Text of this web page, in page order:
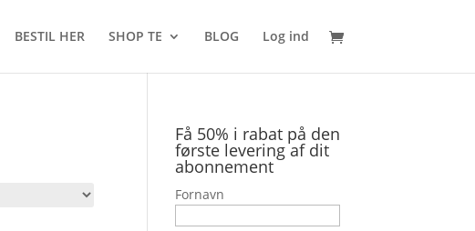
BESTIL HER SHOP TE BLOG Log ind
Få 50% i rabat på den
første levering af dit
abonnement
Fornavn